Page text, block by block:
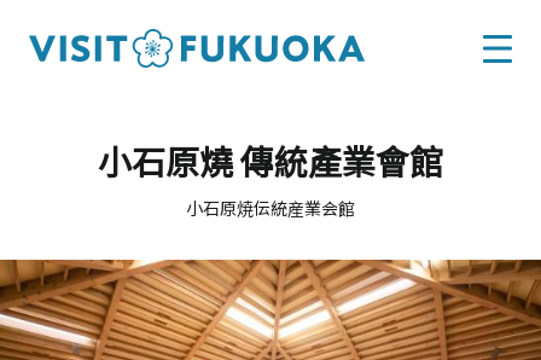
小石原燒 傳統產業會館
小石原焼伝統産業会館